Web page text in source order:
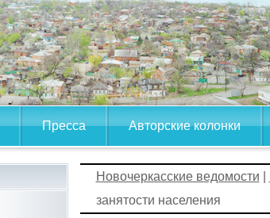
Пресса Авторские колонки
Новочеркасские ведомости
занятости населения